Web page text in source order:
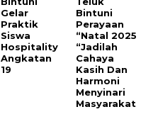
Gelar
Praktik
Siswa
Hospitality
Angkatan
19
Bintuni
Perayaan
“Natal 2025
“Jadilah
Cahaya
Kasih Dan
Harmoni
Menyinari
Masyarakat